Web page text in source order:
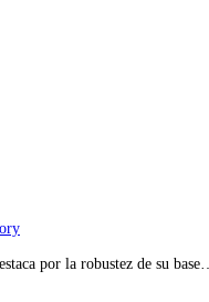
por la robustez de su base…